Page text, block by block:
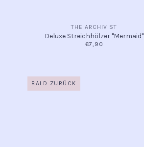
THE ARCHIVIST
Deluxe Streichhölzer "Mermaid"
€7,90
BALD ZURÜCK